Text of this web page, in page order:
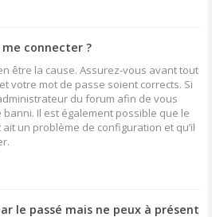
connecter ?
être la cause. Assurez-vous avant tout
votre mot de passe soient corrects. Si
du forum afin de vous
Il est également possible que le
un problème de configuration et qu’il
le passé mais ne peux à présent